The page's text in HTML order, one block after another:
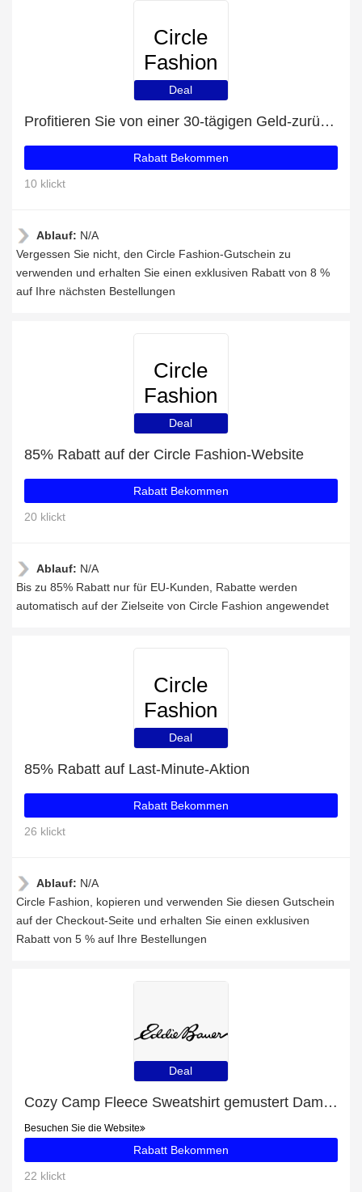
Circle
Fashion
Deal
Profitieren Sie von einer 30-tägigen Geld-zurück-Garantie
Rabatt Bekommen
10 klickt
Ablauf: N/A
Vergessen Sie nicht, den Circle Fashion-Gutschein zu
verwenden und erhalten Sie einen exklusiven Rabatt von 8 %
auf Ihre nächsten Bestellungen
Circle
Fashion
Deal
85% Rabatt auf der Circle Fashion-Website
Rabatt Bekommen
20 klickt
Ablauf: N/A
Bis zu 85% Rabatt nur für EU-Kunden, Rabatte werden
automatisch auf der Zielseite von Circle Fashion angewendet
Circle
Fashion
Deal
85% Rabatt auf Last-Minute-Aktion
Rabatt Bekommen
26 klickt
Ablauf: N/A
Circle Fashion, kopieren und verwenden Sie diesen Gutschein
auf der Checkout-Seite und erhalten Sie einen exklusiven
Rabatt von 5 % auf Ihre Bestellungen
Deal
Cozy Camp Fleece Sweatshirt gemustert Damen mit 53% Rabatt
Besuchen Sie die Website
Rabatt Bekommen
22 klickt